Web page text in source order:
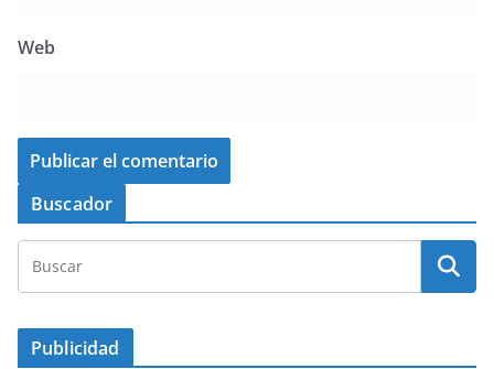
Web
Buscador
Publicidad